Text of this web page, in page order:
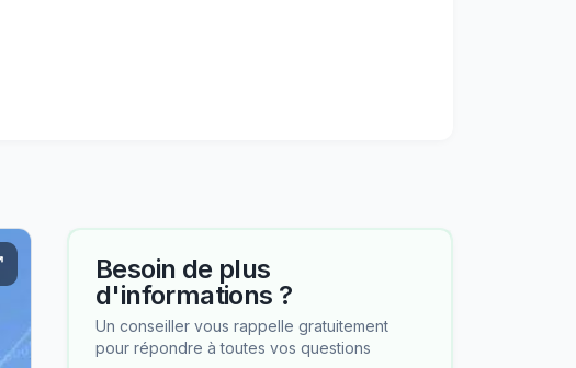
Besoin de plus
d'informations ?
Un conseiller vous rappelle gratuitement
pour répondre à toutes vos questions